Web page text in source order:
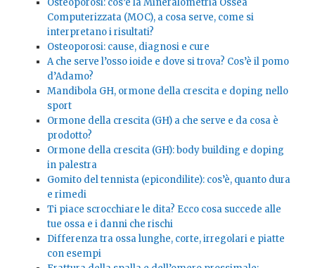
Osteoporosi: cos’è la Mineralometria Ossea
Computerizzata (MOC), a cosa serve, come si
interpretano i risultati?
Osteoporosi: cause, diagnosi e cure
A che serve l’osso ioide e dove si trova? Cos’è il pomo
d’Adamo?
Mandibola GH, ormone della crescita e doping nello
sport
Ormone della crescita (GH) a che serve e da cosa è
prodotto?
Ormone della crescita (GH): body building e doping
in palestra
Gomito del tennista (epicondilite): cos’è, quanto dura
e rimedi
Ti piace scrocchiare le dita? Ecco cosa succede alle
tue ossa e i danni che rischi
Differenza tra ossa lunghe, corte, irregolari e piatte
con esempi